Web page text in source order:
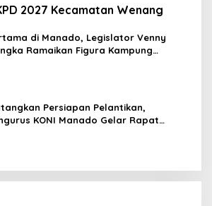
2027 Kecamatan Wenang
di Manado, Legislator Venny
Ramaikan Figura Kampung
Persiapan Pelantikan,
KONI Manado Gelar Rapat